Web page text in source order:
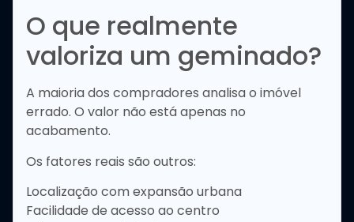
O que realmente
valoriza um geminado?
A maioria dos compradores analisa o imóvel
errado. O valor não está apenas no
acabamento.
Os fatores reais são outros:
Localização com expansão urbana
Facilidade de acesso ao centro